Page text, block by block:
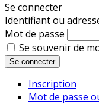
Se connecter
Identifiant ou
Mot de passe
Se souvenir de
Se connecter
Inscription
Mot de passe